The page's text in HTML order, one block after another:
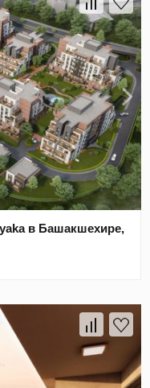
в Башакшехире,